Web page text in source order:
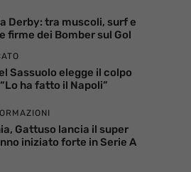
Derby: tra muscoli, surf e
firme dei Bomber sul Gol
Sassuolo elegge il colpo
ha fatto il Napoli”
Gattuso lancia il super
iniziato forte in Serie A